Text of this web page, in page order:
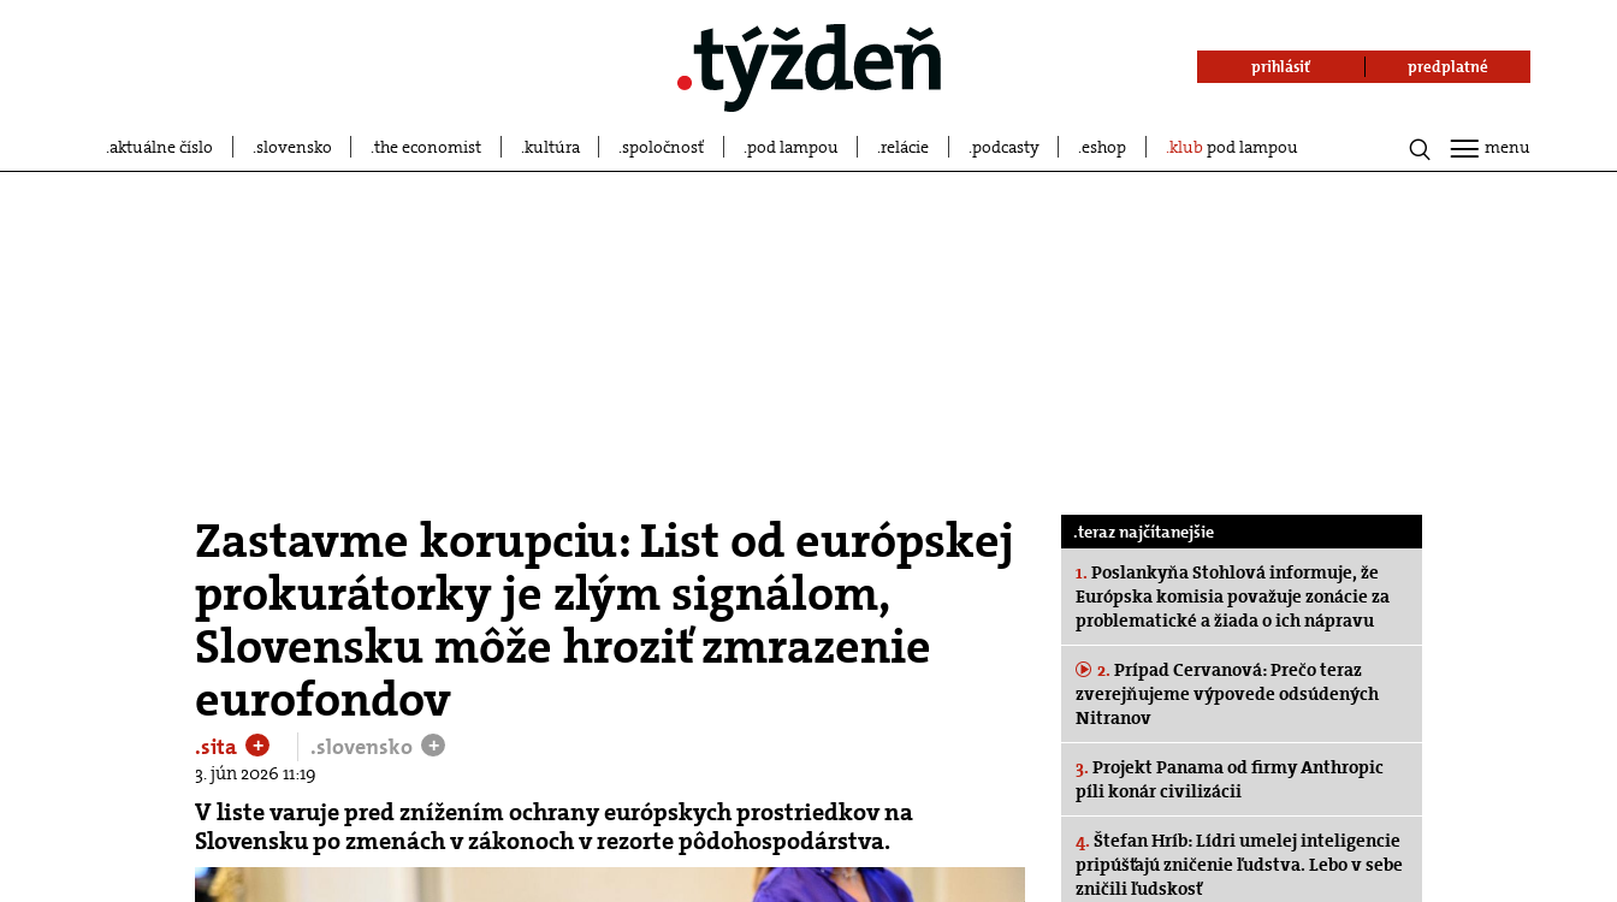
aktuálne číslo slovensko the economist kultúra spoločnosť pod lampou relácie podcasty eshop klubpod lampou
prihlásiť predplatné
menu
Zastavme korupciu: List od európskej
prokurátorky je zlým signálom,
Slovensku môže hroziť zmrazenie
eurofondov
.sita + .slovensko +
3. jún 2026 11:19
V liste varuje pred znížením ochrany európskych prostriedkov na
Slovensku po zmenách v zákonoch v rezorte pôdohospodárstva.
.teraz najčítanejšie
1. Poslankyňa Stohlová informuje, že
Európska komisia považuje zonácie za
problematické a žiada o ich nápravu
2. Prípad Cervanová: Prečo teraz
zverejňujeme výpovede odsúdených
Nitranov
3. Projekt Panama od firmy Anthropic
píli konár civilizácii
4. Štefan Hríb: Lídri umelej inteligencie
pripúšťajú zničenie ľudstva. Lebo v sebe
zničili ľudskosť